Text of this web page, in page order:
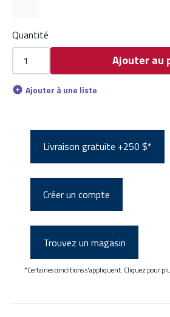
Quantité
Ajouter au
Ajouter à une liste
Livraison gratuite +250 $*
Créer un compte
Trouvez un magasin
*Certaines conditions s'appliquent. Cliquez pour